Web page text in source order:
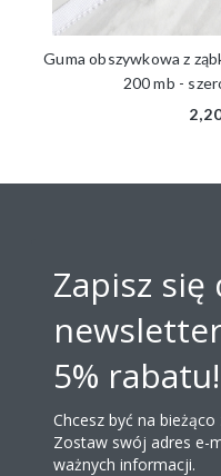
Guma obszywkowa z
200 mb -
Zapisz się
5% rabatu!
Chcesz być na
Zostaw swój adres e-
ważnych informacji.